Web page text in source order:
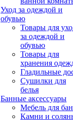
Уход за одеждой и
обувью
Товары для
за одеждой и
обувью
Товары для
хранения
Гладильные
Сушилки для
белья
Банные аксессуары
Мебель для
Камни и